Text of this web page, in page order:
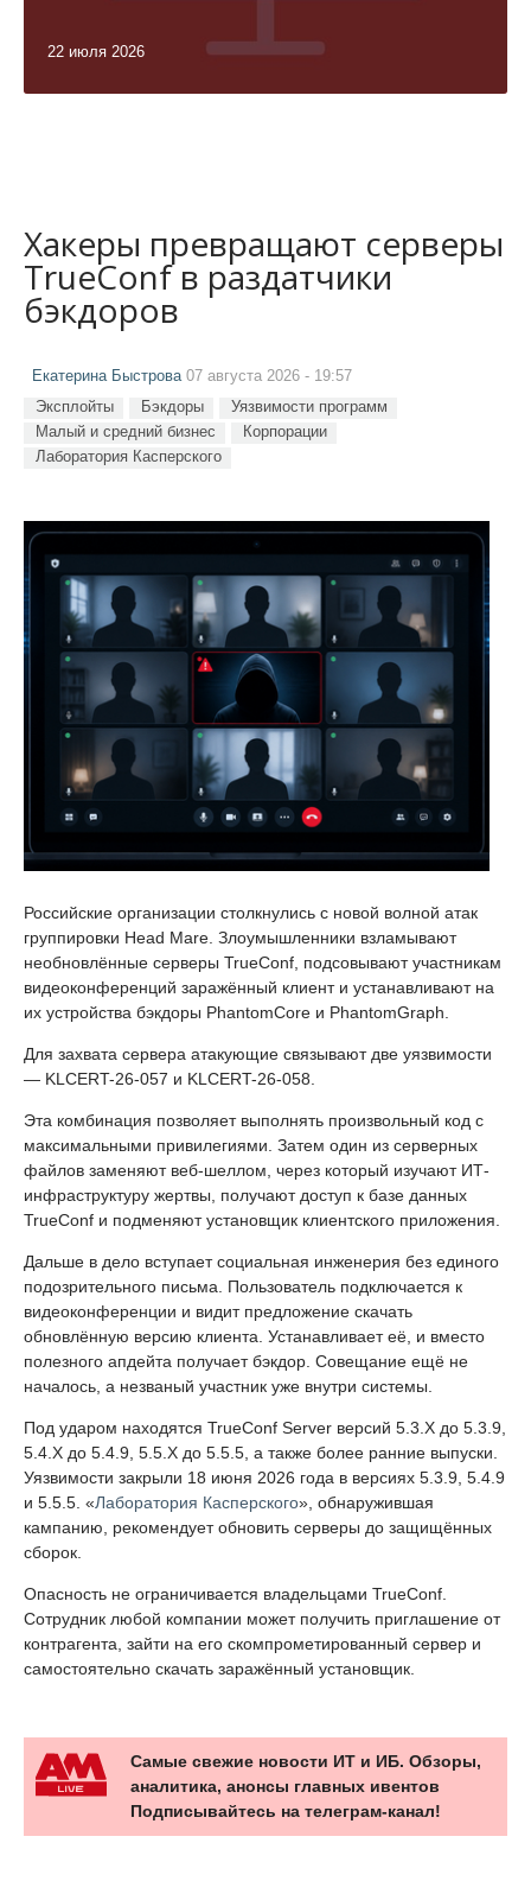
22 июля 2026
Хакеры превращают серверы
TrueConf в раздатчики
бэкдоров
Екатерина Быстрова 07 августа 2026 - 19:57
Эксплойты Бэкдоры
Уязвимости программ
Малый и средний бизнес
Корпорации
Лаборатория Касперского
Российские организации столкнулись с новой волной атак
группировки Head Mare. Злоумышленники взламывают
необновлённые серверы TrueConf, подсовывают участникам
видеоконференций заражённый клиент и устанавливают на
их устройства бэкдоры PhantomCore и PhantomGraph.
Для захвата сервера атакующие связывают две уязвимости
— KLCERT-26-057 и KLCERT-26-058.
Эта комбинация позволяет выполнять произвольный код с
максимальными привилегиями. Затем один из серверных
файлов заменяют веб-шеллом, через который изучают ИТ-
инфраструктуру жертвы, получают доступ к базе данных
TrueConf и подменяют установщик клиентского приложения.
Дальше в дело вступает социальная инженерия без единого
подозрительного письма. Пользователь подключается к
видеоконференции и видит предложение скачать
обновлённую версию клиента. Устанавливает её, и вместо
полезного апдейта получает бэкдор. Совещание ещё не
началось, а незваный участник уже внутри системы.
Под ударом находятся TrueConf Server версий 5.3.X до 5.3.9,
5.4.X до 5.4.9, 5.5.X до 5.5.5, а также более ранние выпуски.
Уязвимости закрыли 18 июня 2026 года в версиях 5.3.9, 5.4.9
и 5.5.5. «Лаборатория Касперского», обнаружившая
кампанию, рекомендует обновить серверы до защищённых
сборок.
Опасность не ограничивается владельцами TrueConf.
Сотрудник любой компании может получить приглашение от
контрагента, зайти на его скомпрометированный сервер и
самостоятельно скачать заражённый установщик.
Самые свежие новости ИТ и ИБ. Обзоры,
аналитика, анонсы главных ивентов
Подписывайтесь на телеграм-канал!